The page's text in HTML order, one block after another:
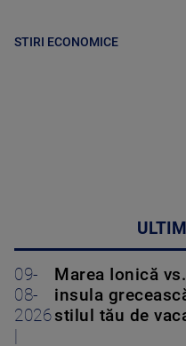
STIRI ECONOMICE
09-
08-
2026
Marea Ionică
insula
stilul tău de